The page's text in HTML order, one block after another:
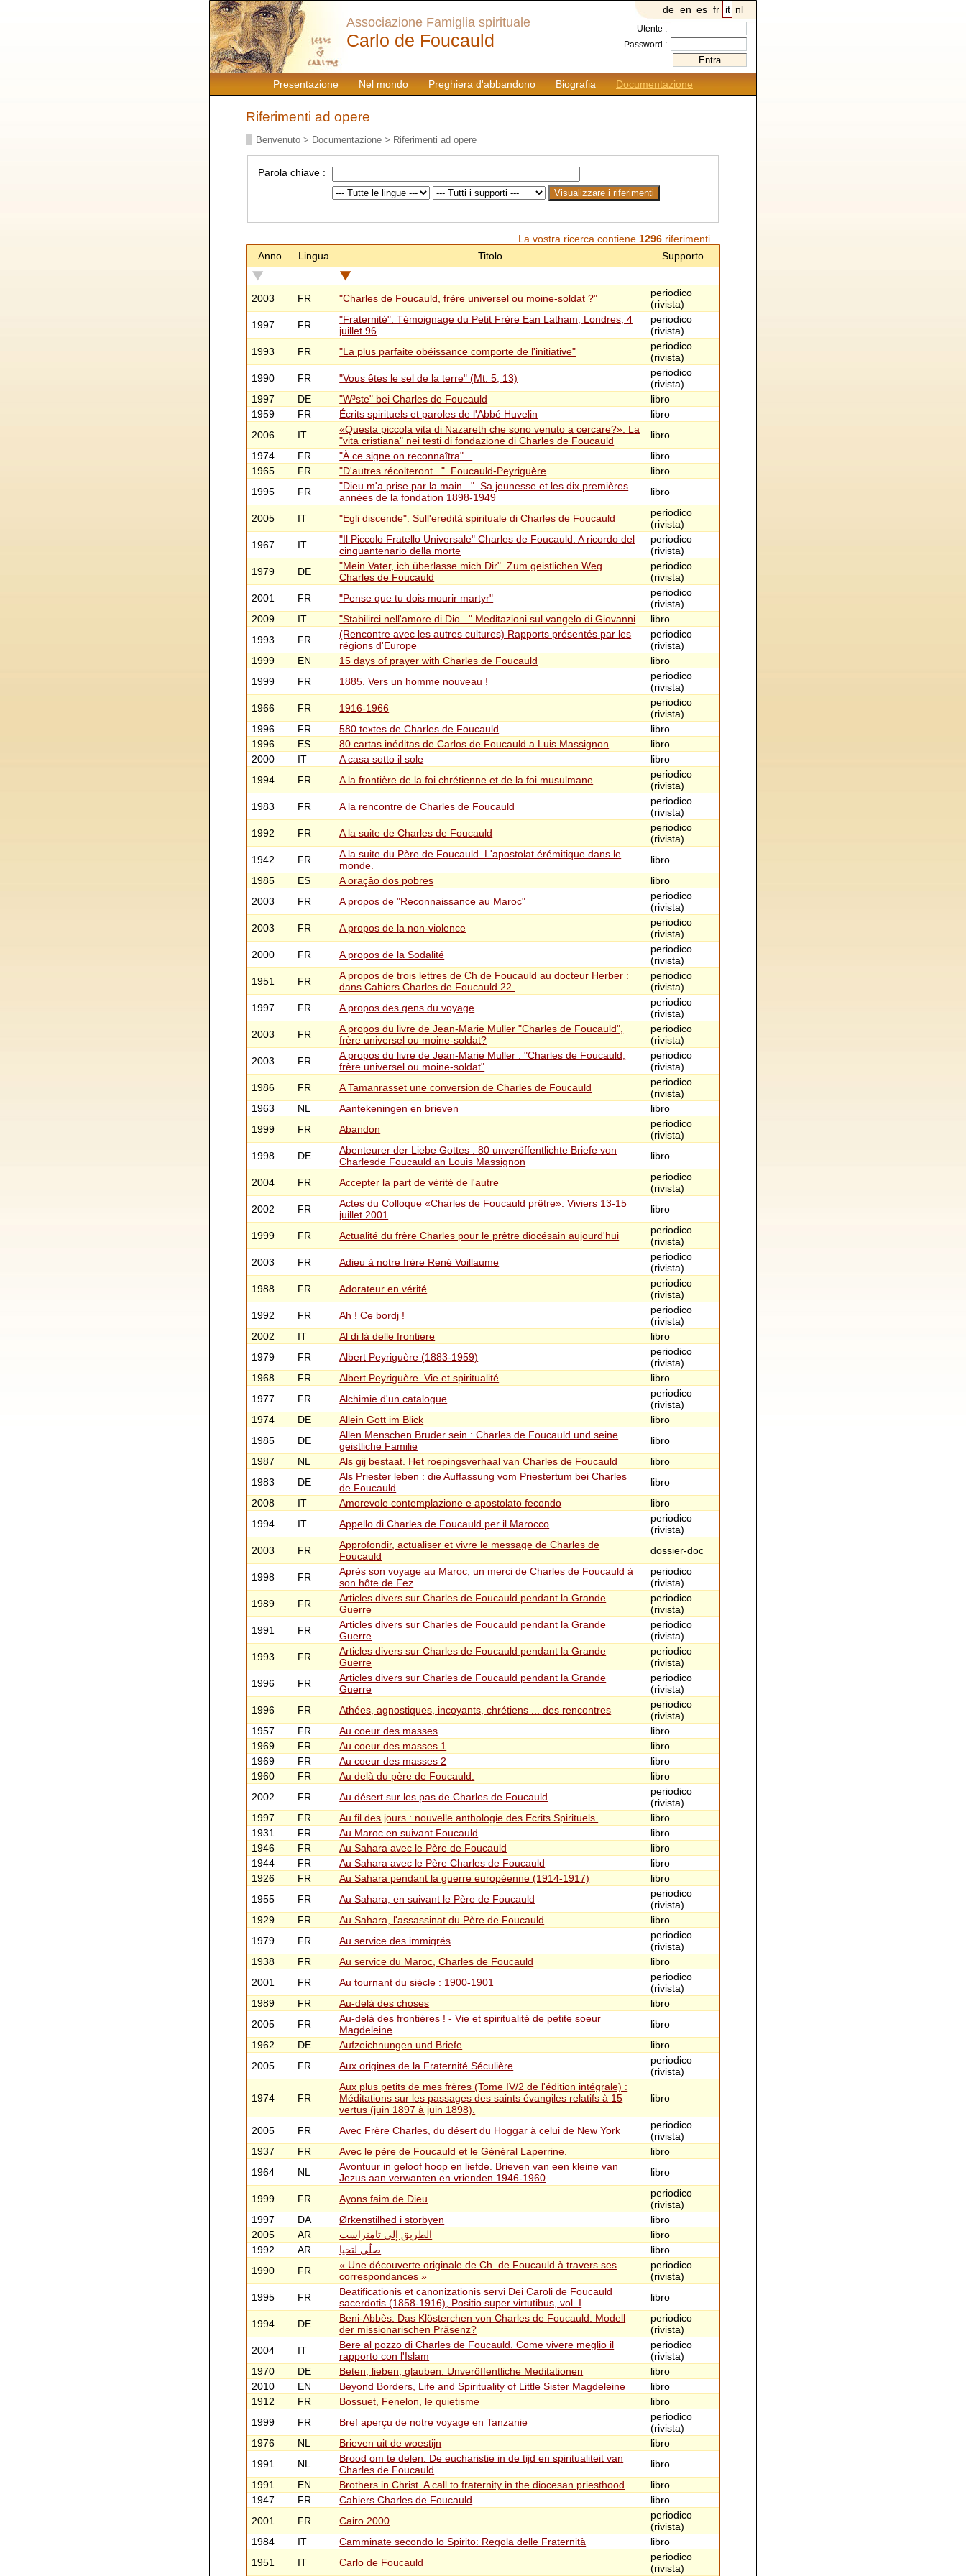
Presentazione Nel mondo Preghiera d'abbandono Biografia Documentazione
Associazione Famiglia spirituale
Carlo de Foucauld
de en es fr it nl
Utente :
Password :
Riferimenti ad opere
Benvenuto > Documentazione > Riferimenti ad opere
Parola chiave :
La vostra ricerca contiene 1296riferimenti
Anno
Lingua Titolo Supporto
2003 FR "Charles de Foucauld, frère universel ou moine-soldat ?"
periodico
(rivista)
1997
FR
"Fraternité". Témoignage du Petit Frère Ean Latham, Londres, 4
juillet 96
periodico
(rivista)
1993
FR "La plus parfaite obéissance comporte de l'initiative"
periodico
(rivista)
1990
FR "Vous êtes le sel de la terre" (Mt. 5, 13)
periodico
(rivista)
1997
DE "W³ste" bei Charles de Foucauld
libro
1959
FR Écrits spirituels et paroles de l'Abbé Huvelin
libro
2006
IT
«Questa piccola vita di Nazareth che sono venuto a cercare?». La
"vita cristiana" nei testi di fondazione di Charles de Foucauld
libro
1974
FR "À ce signe on reconnaîtra"...
libro
1965
FR "D'autres récolteront...". Foucauld-Peyriguère
libro
1995
FR
"Dieu m'a prise par la main...". Sa jeunesse et les dix premières
années de la fondation 1898-1949
libro
2005 IT "Egli discende". Sull'eredità spirituale di Charles de Foucauld
periodico
(rivista)
1967
IT
"Il Piccolo Fratello Universale" Charles de Foucauld. A ricordo del
cinquantenario della morte
periodico
(rivista)
1979
DE
"Mein Vater, ich überlasse mich Dir". Zum geistlichen Weg
Charles de Foucauld
periodico
(rivista)
2001
FR "Pense que tu dois mourir martyr"
periodico
(rivista)
2009
IT "Stabilirci nell'amore di Dio..." Meditazioni sul vangelo di Giovanni
libro
1993
FR
(Rencontre avec les autres cultures) Rapports présentés par les
régions d'Europe
periodico
(rivista)
1999
EN 15 days of prayer with Charles de Foucauld
libro
1999
FR 1885. Vers un homme nouveau !
periodico
(rivista)
1966
FR 1916-1966
periodico
(rivista)
1996
FR 580 textes de Charles de Foucauld
libro
1996
ES 80 cartas inéditas de Carlos de Foucauld a Luis Massignon
libro
2000
IT A casa sotto il sole
libro
1994
FR A la frontière de la foi chrétienne et de la foi musulmane
periodico
(rivista)
1983
FR A la rencontre de Charles de Foucauld
periodico
(rivista)
1992
FR A la suite de Charles de Foucauld
periodico
(rivista)
1942
FR
A la suite du Père de Foucauld. L'apostolat érémitique dans le
monde.
libro
1985
ES A oraçâo dos pobres
libro
2003
FR A propos de "Reconnaissance au Maroc"
periodico
(rivista)
2003
FR A propos de la non-violence
periodico
(rivista)
2000
FR A propos de la Sodalité
periodico
(rivista)
1951
FR
A propos de trois lettres de Ch de Foucauld au docteur Herber :
dans Cahiers Charles de Foucauld 22.
periodico
(rivista)
1997
FR A propos des gens du voyage
periodico
(rivista)
2003
FR
A propos du livre de Jean-Marie Muller "Charles de Foucauld",
frère universel ou moine-soldat?
periodico
(rivista)
2003
FR
A propos du livre de Jean-Marie Muller : "Charles de Foucauld,
frère universel ou moine-soldat"
periodico
(rivista)
1986
FR A Tamanrasset une conversion de Charles de Foucauld
periodico
(rivista)
1963
NL Aantekeningen en brieven
libro
1999
FR Abandon
periodico
(rivista)
1998
DE
Abenteurer der Liebe Gottes : 80 unveröffentlichte Briefe von
Charlesde Foucauld an Louis Massignon
libro
2004 FR Accepter la part de vérité de l'autre
periodico
(rivista)
2002
FR
Actes du Colloque «Charles de Foucauld prêtre». Viviers 13-15
juillet 2001
libro
1999 FR Actualité du frère Charles pour le prêtre diocésain aujourd'hui
periodico
(rivista)
2003
FR Adieu à notre frère René Voillaume
periodico
(rivista)
1988
FR Adorateur en vérité
periodico
(rivista)
1992
FR Ah ! Ce bordj !
periodico
(rivista)
2002
IT Al di là delle frontiere
libro
1979
FR Albert Peyriguère (1883-1959)
periodico
(rivista)
1968
FR Albert Peyriguère. Vie et spiritualité
libro
1977
FR Alchimie d'un catalogue
periodico
(rivista)
1974
DE Allein Gott im Blick
libro
1985
DE
Allen Menschen Bruder sein : Charles de Foucauld und seine
geistliche Familie
libro
1987
NL Als gij bestaat. Het roepingsverhaal van Charles de Foucauld
libro
1983
DE
Als Priester leben : die Auffassung vom Priestertum bei Charles
de Foucauld
libro
2008
IT Amorevole contemplazione e apostolato fecondo
libro
1994
IT Appello di Charles de Foucauld per il Marocco
periodico
(rivista)
2003
FR
Approfondir, actualiser et vivre le message de Charles de
Foucauld
dossier-doc
1998 FR
Après son voyage au Maroc, un merci de Charles de Foucauld à
son hôte de Fez
periodico
(rivista)
1989
FR
Articles divers sur Charles de Foucauld pendant la Grande
Guerre
periodico
(rivista)
1991
FR
Articles divers sur Charles de Foucauld pendant la Grande
Guerre
periodico
(rivista)
1993
FR
Articles divers sur Charles de Foucauld pendant la Grande
Guerre
periodico
(rivista)
1996
FR
Articles divers sur Charles de Foucauld pendant la Grande
Guerre
periodico
(rivista)
1996
FR Athées, agnostiques, incoyants, chrétiens ... des rencontres
periodico
(rivista)
1957
FR Au coeur des masses
libro
1969
FR Au coeur des masses 1
libro
1969
FR Au coeur des masses 2
libro
1960
FR Au delà du père de Foucauld.
libro
2002
FR Au désert sur les pas de Charles de Foucauld
periodico
(rivista)
1997
FR Au fil des jours : nouvelle anthologie des Ecrits Spirituels.
libro
1931
FR Au Maroc en suivant Foucauld
libro
1946
FR Au Sahara avec le Père de Foucauld
libro
1944
FR Au Sahara avec le Père Charles de Foucauld
libro
1926
FR Au Sahara pendant la guerre européenne (1914-1917)
libro
1955
FR Au Sahara, en suivant le Père de Foucauld
periodico
(rivista)
1929
FR Au Sahara, l'assassinat du Père de Foucauld
libro
1979
FR Au service des immigrés
periodico
(rivista)
1938
FR Au service du Maroc, Charles de Foucauld
libro
2001
FR Au tournant du siècle : 1900-1901
periodico
(rivista)
1989
FR Au-delà des choses
libro
2005
FR
Au-delà des frontières ! - Vie et spiritualité de petite soeur
Magdeleine
libro
1962
DE Aufzeichnungen und Briefe
libro
2005
FR Aux origines de la Fraternité Séculière
periodico
(rivista)
1974 FR
Aux plus petits de mes frères (Tome IV/2 de l'édition intégrale) :
Méditations sur les passages des saints évangiles relatifs à 15
vertus (juin 1897 à juin 1898).
libro
2005 FR Avec Frère Charles, du désert du Hoggar à celui de New York
periodico
(rivista)
1937
FR Avec le père de Foucauld et le Général Laperrine.
libro
1964
NL
Avontuur in geloof hoop en liefde. Brieven van een kleine van
Jezus aan verwanten en vrienden 1946-1960
libro
1999 FR Ayons faim de Dieu
periodico
(rivista)
1997
DA Ørkenstilhed i storbyen
libro
2005
AR الطريق إلى تامنراست
libro
1992
AR صلّي لتحيا
libro
1990
FR
« Une découverte originale de Ch. de Foucauld à travers ses
correspondances »
periodico
(rivista)
1995
FR
Beatificationis et canonizationis servi Dei Caroli de Foucauld
sacerdotis (1858-1916), Positio super virtutibus, vol. I
libro
1994 DE
Beni-Abbès. Das Klösterchen von Charles de Foucauld. Modell
der missionarischen Präsenz?
periodico
(rivista)
2004
IT
Bere al pozzo di Charles de Foucauld. Come vivere meglio il
rapporto con l'Islam
periodico
(rivista)
1970
DE Beten, lieben, glauben. Unveröffentliche Meditationen
libro
2010
EN Beyond Borders, Life and Spirituality of Little Sister Magdeleine
libro
1912
FR Bossuet, Fenelon, le quietisme
libro
1999
FR Bref aperçu de notre voyage en Tanzanie
periodico
(rivista)
1976
NL Brieven uit de woestijn
libro
1991
NL
Brood om te delen. De eucharistie in de tijd en spiritualiteit van
Charles de Foucauld
libro
1991
EN Brothers in Christ. A call to fraternity in the diocesan priesthood
libro
1947
FR Cahiers Charles de Foucauld
libro
2001
FR Cairo 2000
periodico
(rivista)
1984
IT Camminate secondo lo Spirito: Regola delle Fraternità
libro
1951
IT Carlo de Foucauld
periodico
(rivista)